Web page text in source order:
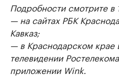
Подробности смотрите
— на сайтах РБК
Кавказ;
— в Краснодарском крае
телевидении
приложении Wink.